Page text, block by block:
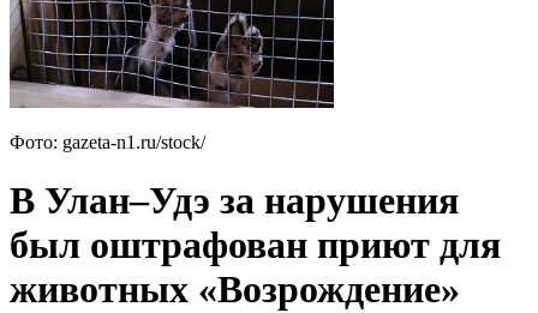
Фото: gazeta-n1.ru/stock/
В Улан–Удэ за нарушения
был оштрафован приют для
животных «Возрождение»